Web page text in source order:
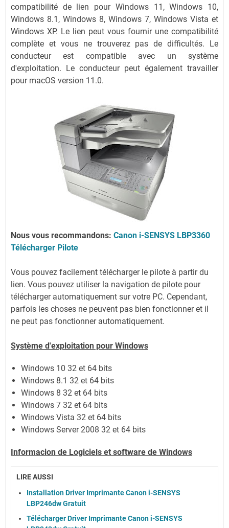
compatibilité de lien pour Windows 11, Windows 10,
Windows 8.1, Windows 8, Windows 7, Windows Vista et
Windows XP. Le lien peut vous fournir une compatibilité
complète et vous ne trouverez pas de difficultés. Le
conducteur est compatible avec un système
d'exploitation. Le conducteur peut également travailler
pour macOS version 11.0.
Nous vous recommandons: Canon i-SENSYS LBP3360
Télécharger Pilote
Vous pouvez facilement télécharger le pilote à partir du
lien. Vous pouvez utiliser la navigation de pilote pour
télécharger automatiquement sur votre PC. Cependant,
parfois les choses ne peuvent pas bien fonctionner et il
ne peut pas fonctionner automatiquement.
Système d'exploitation pour Windows
Windows 10 32 et 64 bits
Windows 8.1 32 et 64 bits
Windows 8 32 et 64 bits
Windows 7 32 et 64 bits
Windows Vista 32 et 64 bits
Windows Server 2008 32 et 64 bits
Informacion de Logiciels et software de Windows
LIRE AUSSI
Installation Driver Imprimante Canon i-SENSYS
LBP246dw Gratuit
Télécharger Driver Imprimante Canon i-SENSYS